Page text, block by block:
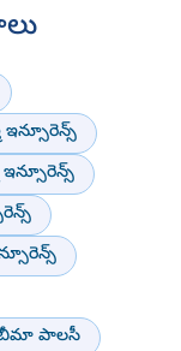
ఇన్సూరెన్స్
ఇన్సూరెన్స్
పాలసీ